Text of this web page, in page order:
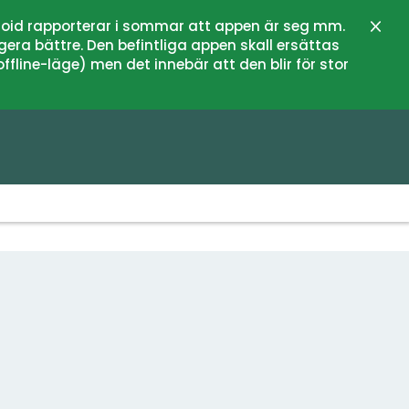
rapporterar i sommar att appen är seg mm.
bättre. Den befintliga appen skall ersättas
läge) men det innebär att den blir för stor